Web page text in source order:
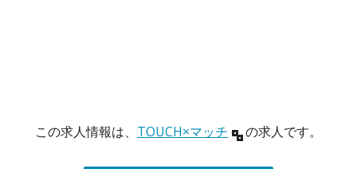
この求人情報は、 TOUCH×マッチ の求人です。